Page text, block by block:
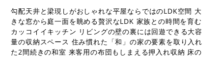
お問い合わせ
勾配天井と梁現しがおしゃれな平屋ならではのLDK空間 大
きな窓から庭一面を眺める贅沢なLDK 家族との時間を育む
カッコイイキッチン リビングの壁の裏には回遊できる大容
量の収納スペース 住み慣れた「和」の家の要素を取り入れ
た2間続きの和室 来客用の布団もしまえる押入れ収納 床の